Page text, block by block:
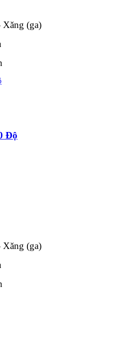
(ga)
Độ
(ga)